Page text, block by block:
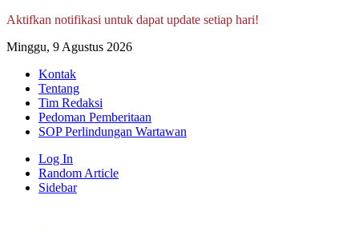
Aktifkan notifikasi untuk dapat update setiap hari!
Minggu, 9 Agustus 2026
Kontak
Tentang
Tim Redaksi
Pedoman Pemberitaan
SOP Perlindungan Wartawan
Log In
Random Article
Sidebar